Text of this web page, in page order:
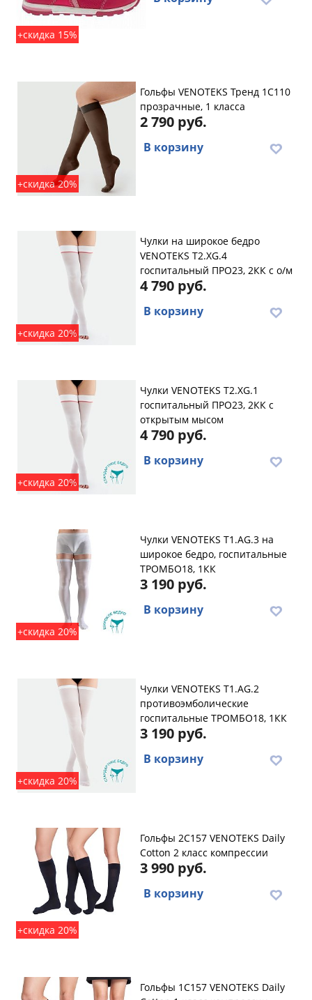
+скидка 15%
+скидка 20%
Гольфы VENOTEKS Тренд 1C110
прозрачные, 1 класса
2 790 руб.
В корзину
+скидка 20%
Чулки на широкое бедро
VENOTEKS T2.XG.4
госпитальный ПРО23, 2КК с о/м
4 790 руб.
В корзину
+скидка 20%
Чулки VENOTEKS T2.XG.1
госпитальный ПРО23, 2КК с
открытым мысом
4 790 руб.
В корзину
+скидка 20%
Чулки VENOTEKS T1.AG.3 на
широкое бедро, госпитальные
ТРОМБО18, 1КК
3 190 руб.
В корзину
+скидка 20%
Чулки VENOTEKS T1.AG.2
противоэмболические
госпитальные ТРОМБО18, 1КК
3 190 руб.
В корзину
+скидка 20%
Гольфы 2C157 VENOTEKS Daily
Cotton 2 класс компрессии
3 990 руб.
В корзину
Гольфы 1C157 VENOTEKS Daily